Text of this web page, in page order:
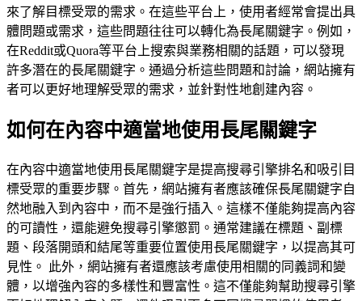
來了解目標受眾的需求。在這些平台上，使用者經常會提出具
體問題或需求，這些問題往往可以轉化為長尾關鍵字。例如，
在Reddit或Quora等平台上搜索與業務相關的話題，可以發現
許多潛在的長尾關鍵字。通過分析這些問題和討論，網站擁有
者可以更好地理解受眾的需求，並針對性地創建內容。
如何在內容中適當地使用長尾關鍵字
在內容中適當地使用長尾關鍵字是提高搜尋引擎排名和吸引目
標受眾的重要步驟。首先，網站擁有者應該確保長尾關鍵字自
然地融入到內容中，而不是強行插入。這樣不僅能夠提高內容
的可讀性，還能避免搜尋引擎懲罰。通常建議在標題、副標
題、段落開頭和結尾等重要位置使用長尾關鍵字，以提高其可
見性。 此外，網站擁有者還應該考慮使用相關的同義詞和變
體，以增強內容的多樣性和豐富性。這不僅能夠幫助搜尋引擎